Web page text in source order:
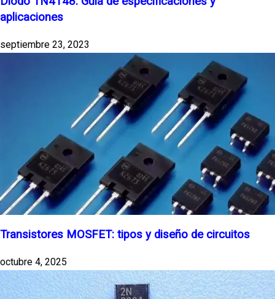
aplicaciones
septiembre 23, 2023
Transistores MOSFET: tipos y diseño de circuitos
octubre 4, 2025